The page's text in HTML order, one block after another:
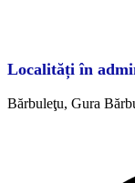
Localități în
Bărbuleţu, Gura